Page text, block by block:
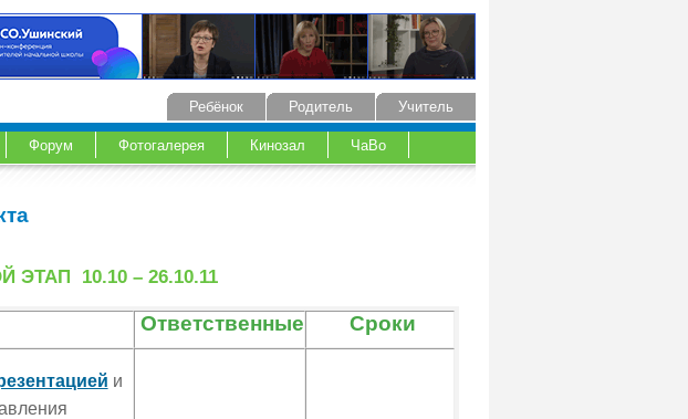
Учитель
Родитель
Ребёнок
Форум Фотогалерея Кинозал
ЧаВо
ЭТАП 10.10 – 26.10.11
Ответственные Сроки
и